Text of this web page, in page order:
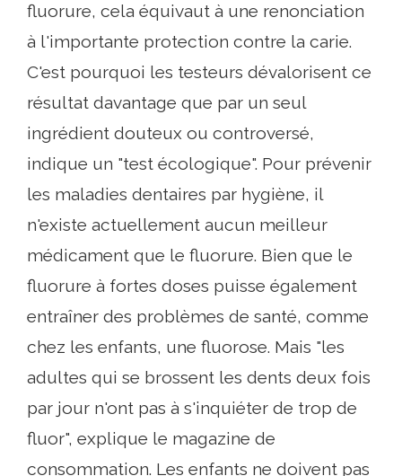
fluorure, cela équivaut à une renonciation
à l'importante protection contre la carie.
C'est pourquoi les testeurs dévalorisent ce
résultat davantage que par un seul
ingrédient douteux ou controversé,
indique un "test écologique". Pour prévenir
les maladies dentaires par hygiène, il
n'existe actuellement aucun meilleur
médicament que le fluorure. Bien que le
fluorure à fortes doses puisse également
entraîner des problèmes de santé, comme
chez les enfants, une fluorose. Mais "les
adultes qui se brossent les dents deux fois
par jour n'ont pas à s'inquiéter de trop de
fluor", explique le magazine de
consommation. Les enfants ne doivent pas